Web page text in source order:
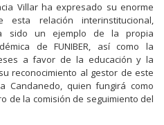
Villar ha expresado su enorme
relación interinstitucional,
sido un ejemplo de la propia
de FUNIBER, así como la
a favor de la educación y la
reconocimiento al gestor de este
Candanedo, quien fungirá como
de la comisión de seguimiento del